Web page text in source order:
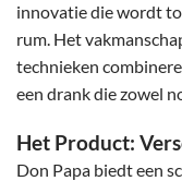
innovatie die wordt
rum. Het
technieken
een drank die zowel
Het Product:
Don Papa biedt een